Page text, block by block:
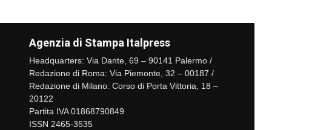
Agenzia di Stampa Italpress
Headquarters: Via Dante, 69 – 90141 Palermo /
Redazione di Roma: Via Piemonte, 32 – 00187 /
Redazione di Milano: Corso di Porta Vittoria, 18 –
20122
Partita IVA 01868790849
ISSN 2465-3535